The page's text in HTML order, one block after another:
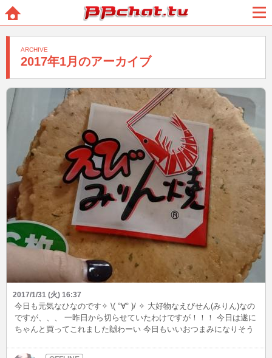
BBchatTV
2017年1月のアーカイブ
ARCHIVE
2017/1/31 (火) 16:37
今日も元気なひなのです✧ \( °∀° )/ ✧ 大好物なえびせん(みりん)なの
ですが、、、 一昨日から切らせていたわけですが！！！ 今日は遂に
ちゃんと買ってこれました🙌わーい 今日もいいおつまみになりそう
減ってて寂しい気もするので飲みチャットしようぜ！って方なんて